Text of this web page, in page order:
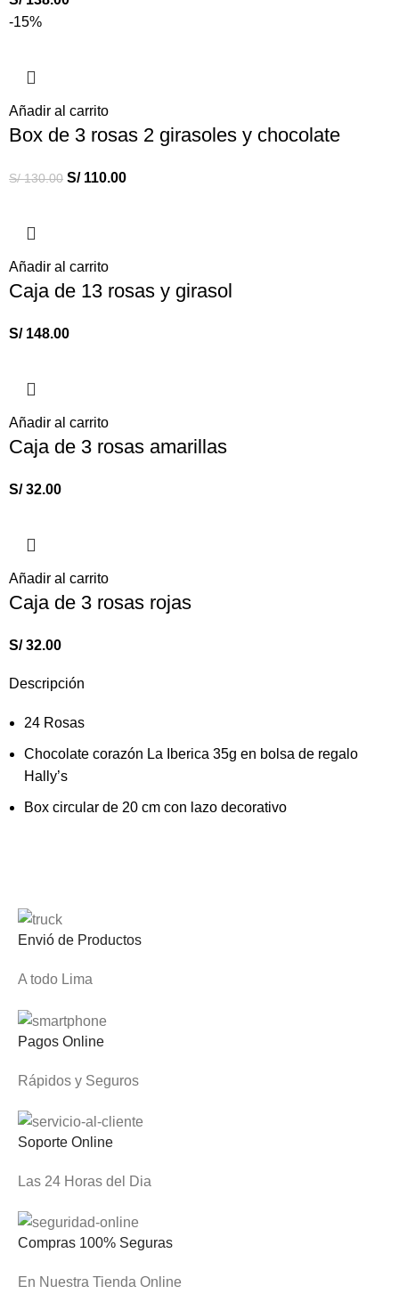
-15%
Añadir al carrito
Box de 3 rosas 2 girasoles y chocolate
S/130.00 S/110.00
Añadir al carrito
Caja de 13 rosas y girasol
S/148.00
Añadir al carrito
Caja de 3 rosas amarillas
S/32.00
Añadir al carrito
Caja de 3 rosas rojas
S/32.00
Descripción
24 Rosas
Chocolate corazón La Iberica 35gen bolsa de regalo
Hally’s
Box circular de 20 cm con lazo decorativo
Envió de Productos
A todo Lima
Pagos Online
Rápidos y Seguros
Soporte Online
Las 24 Horas del Dia
Compras 100% Seguras
En Nuestra Tienda Online